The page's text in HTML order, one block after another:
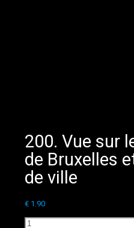
200. Vue sur
de Bruxelles
de ville
€ 1.90
quantité